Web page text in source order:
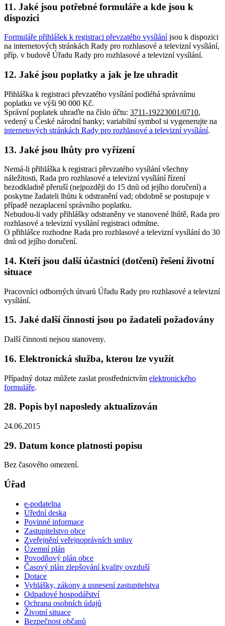
11. Jaké jsou potřebné formuláře a kde jsou k
dispozici
Formuláře přihlášek k registraci převzatého vysíláníjsou k dispozici
na internetových stránkách Rady pro rozhlasové a televizní vysílání,
příp. v budově Úřadu Rady pro rozhlasové a televizní vysílání.
12. Jaké jsou poplatky a jak je lze uhradit
Přihláška k registraci převzatého vysílání podléhá správnímu
poplatku ve výši 90 000 Kč.
Správní poplatek uhraďte na číslo účtu: 3711-19223001/0710,
vedený u České národní banky; variabilní symbol si vygenerujte na
internetových stránkách Rady pro rozhlasové a televizní vysílání.
13. Jaké jsou lhůty pro vyřízení
Nemá-li přihláška k registraci převzatého vysílání všechny
náležitosti, Rada pro rozhlasové a televizní vysílání řízení
bezodkladně přeruší (nejpozději do 15 dnů od jejího doručení) a
poskytne žadateli lhůtu k odstranění vad; obdobně se postupuje v
případě nezaplacení správního poplatku.
Nebudou-li vady přihlášky odstraněny ve stanovené lhůtě, Rada pro
rozhlasové a televizní vysílání registraci odmítne.
O přihlášce rozhodne Rada pro rozhlasové a televizní vysílání do 30
dnů od jejího doručení.
14. Kteří jsou další účastníci (dotčení) řešení životní
situace
Pracovníci odborných útvarů Úřadu Rady pro rozhlasové a televizní
vysílání.
15. Jaké další činnosti jsou po žadateli požadovány
Další činnosti nejsou stanoveny.
16. Elektronická služba, kterou lze využít
Případný dotaz můžete zaslat prostřednictvím elektronického
formuláře.
28. Popis byl naposledy aktualizován
24.06.2015
29. Datum konce platnosti popisu
Bez časového omezení.
Úřad
e-podatelna
Úřední deska
Povinné informace
Zastupitelstvo obce
Zveřejnění veřejnoprávních smluv
Územní plán
Povodňový plán obce
Časový plán zlepšování kvality ovzduší
Dotace
Vyhlášky, zákony a usnesení zastupitelstva
Odpadové hospodářství
Ochrana osobních údajů
Životní situace
Bezpečnost občanů